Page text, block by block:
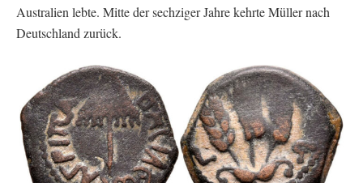
Australien lebte. Mitte der sechziger Jahre kehrte Müller nach
Deutschland zurück.